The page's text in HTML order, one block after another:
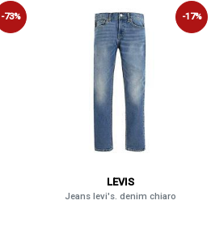
-73% -17%
LEVIS
Jeans levi's. denim chiaro